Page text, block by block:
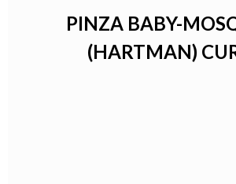
PINZA BABY-
(HARTMAN)